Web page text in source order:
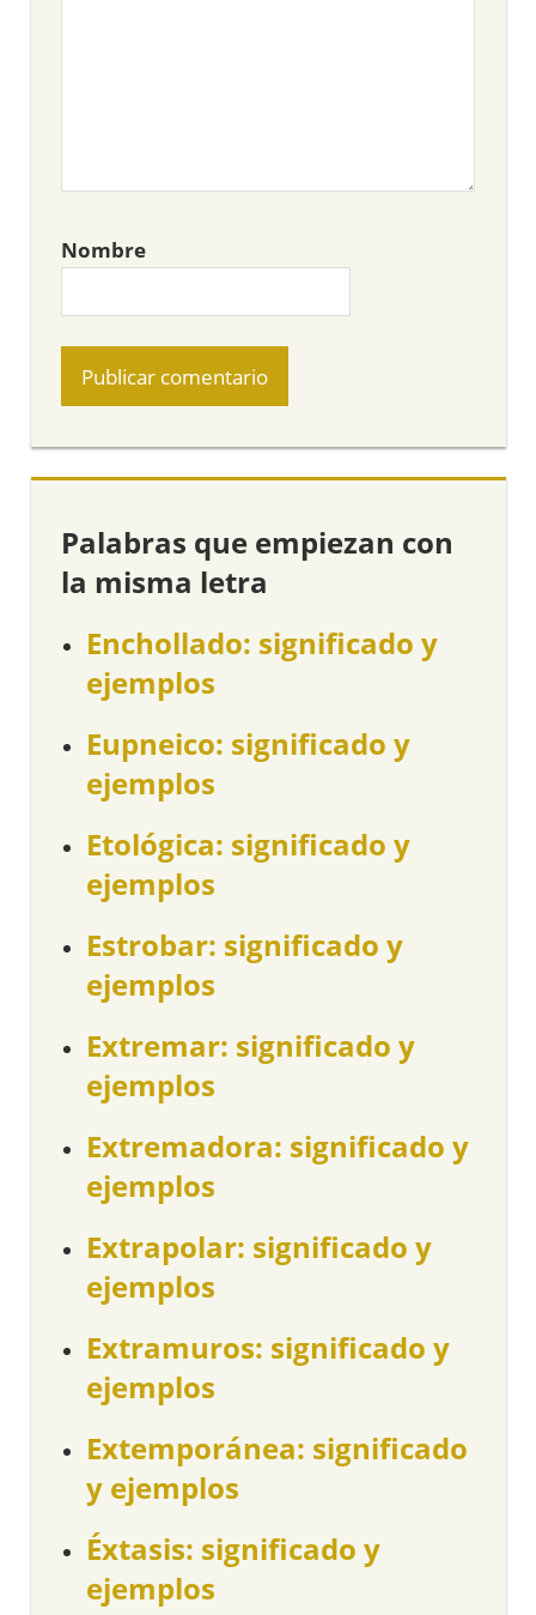
Nombre
Palabras que empiezan con
la misma letra
Enchollado: significado y
ejemplos
Eupneico: significado y
ejemplos
Etológica: significado y
ejemplos
Estrobar: significado y
ejemplos
Extremar: significado y
ejemplos
Extremadora: significado y
ejemplos
Extrapolar: significado y
ejemplos
Extramuros: significado y
ejemplos
Extemporánea: significado
y ejemplos
Éxtasis: significado y
ejemplos